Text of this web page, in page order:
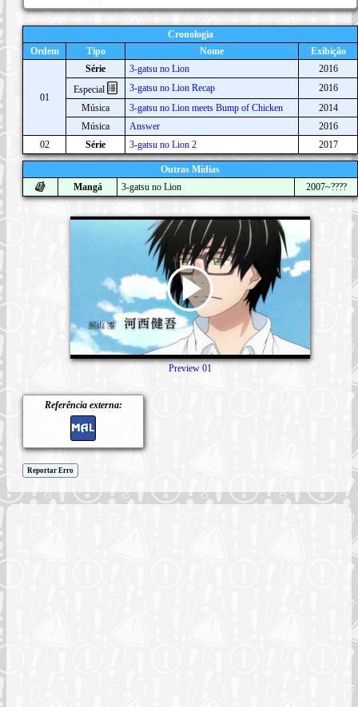
Cronologia
Ordem
Tipo Nome Exibição
01
Série 3-gatsu no Lion
2016
Especial
3-gatsu no Lion Recap
2016
Música
3-gatsu no Lion meets Bump of Chicken
2014
Música
Answer
2016
02
Série 3-gatsu no Lion 2 2017
Outras Mídias
Mangá
3-gatsu no Lion 2007~????
Referência externa:
Preview 01
Reportar Erro